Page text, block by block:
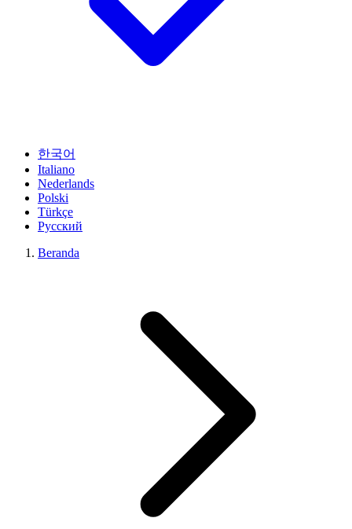
한국어
Italiano
Nederlands
Polski
Türkçe
Русский
Beranda